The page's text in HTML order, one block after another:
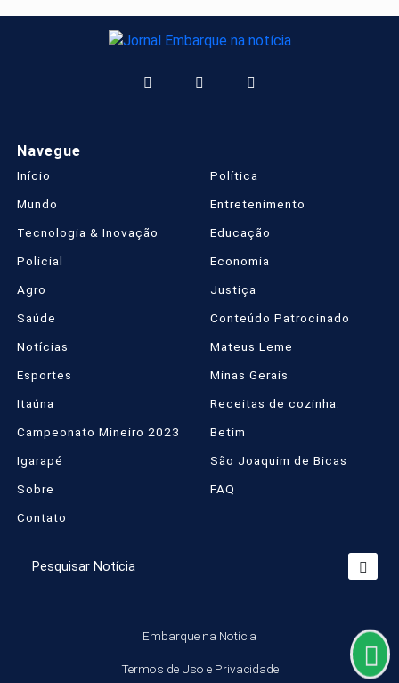
Navegue
Início
Política
Mundo
Entretenimento
Tecnologia & Inovação
Educação
Policial
Economia
Agro
Justiça
Saúde
Conteúdo Patrocinado
Notícias
Mateus Leme
Esportes
Minas Gerais
Itaúna
Receitas de cozinha.
Campeonato Mineiro 2023
Betim
Igarapé
São Joaquim de Bicas
Sobre
FAQ
Contato
Pesquisar Notícia
Embarque na Notícia
Termos de Uso e Privacidade
Termos de Uso e Privacidade
experiência de navegação. Ao continuar o acesso,
PARA MAIS INFORMAÇÕES,ACESSE NOSSOS TERMOS